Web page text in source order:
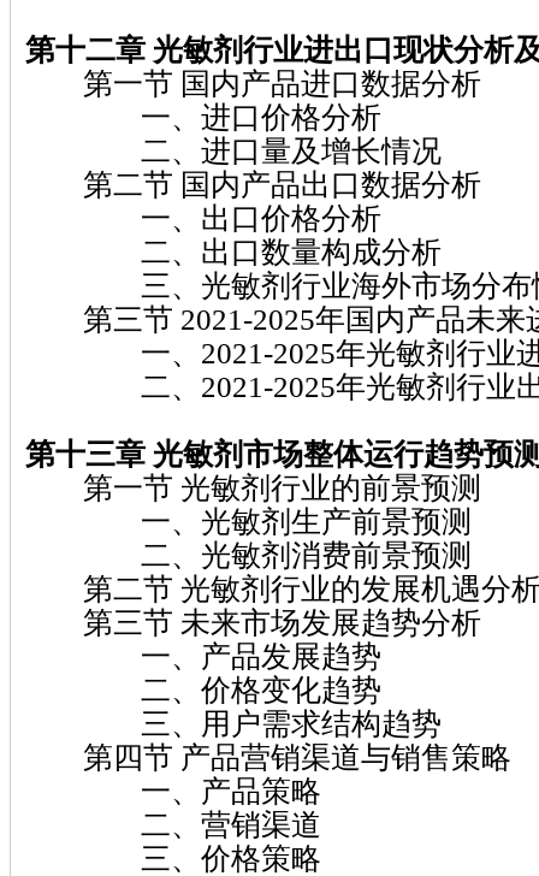
第十二章 光敏剂行业进出口现状分析
第一节 国内产品进口数据分析
一、进口价格分析
二、进口量及增长情况
第二节 国内产品出口数据分析
一、出口价格分析
二、出口数量构成分析
三、光敏剂行业海外市场分布
第三节 2021-2025年国内产品未来
一、2021-2025年光敏剂行业
二、2021-2025年光敏剂行业出
第十三章 光敏剂市场整体运行趋势预
第一节 光敏剂行业的前景预测
一、光敏剂生产前景预测
二、光敏剂消费前景预测
第二节 光敏剂行业的发展机遇分
第三节 未来市场发展趋势分析
一、产品发展趋势
二、价格变化趋势
三、用户需求结构趋势
第四节 产品营销渠道与销售策略
一、产品策略
二、营销渠道
三、价格策略